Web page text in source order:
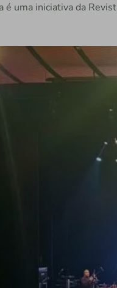
é uma iniciativa da